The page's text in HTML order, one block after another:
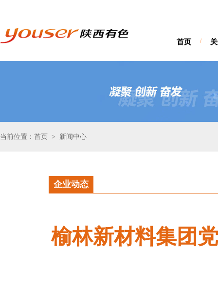
首页 /
当前位置：首页 > 新闻中心
企业动态
榆林新材料集团